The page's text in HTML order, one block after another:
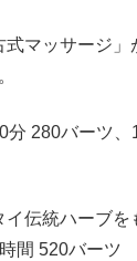
マッサージ」
分 280バーツ、
伝統ハーブを
間 520バーツ